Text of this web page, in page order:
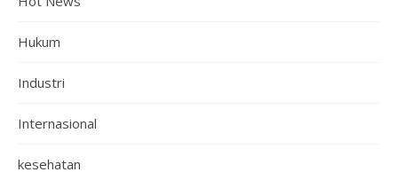
Hukum
Industri
Internasional
kesehatan